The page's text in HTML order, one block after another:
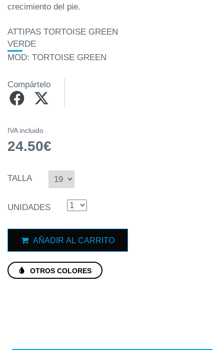
crecimiento del pie.
ATTIPAS TORTOISE GREEN
VERDE
MOD: TORTOISE GREEN
Compártelo
IVA incluido
24.50€
TALLA
UNIDADES
AÑADIR AL CARRITO
OTROS COLORES